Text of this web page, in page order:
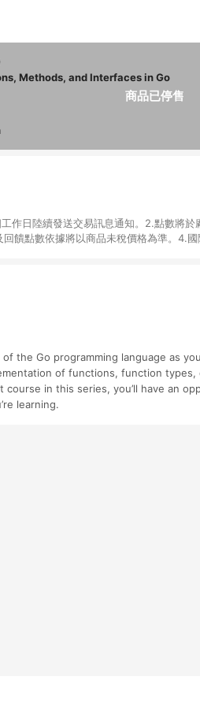
商品已停售
Methods, and Interfaces in Go
作日陸續發送交易訊息通知。2.點數將
饋點數依據將以商品未稅價格為準。4.
實際購買商品數量拆分計算 。7. 同6說
the Go programming language as
of functions, function
in this series, you’ll have an
learning.